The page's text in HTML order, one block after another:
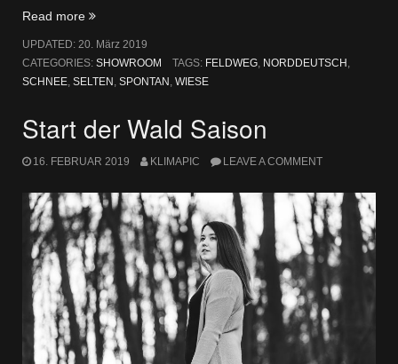
Read more „Jede
nutzen“
UPDATED: 20. März 2019
CATEGORIES: SHOWROOM TAGS: FELDWEG, NORDDEUTSCH ,
SCHNEE, SELTEN , SPONTAN , WIESE
Start der Wald Saison
16. FEBRUAR 2019 KLIMAPIC LEAVE A COMMENT